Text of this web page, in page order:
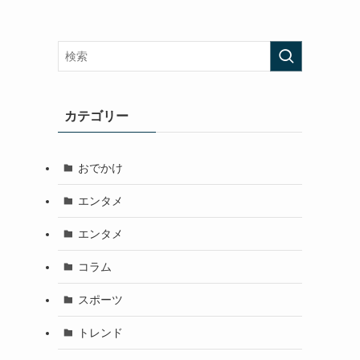
カテゴリー
おでかけ
エンタメ
エンタメ
コラム
スポーツ
トレンド